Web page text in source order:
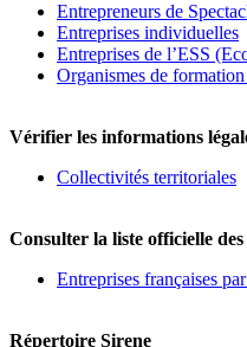
Entrepreneurs de
Entreprises individuelles
Entreprises de l’ESS
Organismes de
Vérifier les informations
Collectivités territoriales
Consulter la liste officielle
Entreprises françaises
Répertoire Sirene